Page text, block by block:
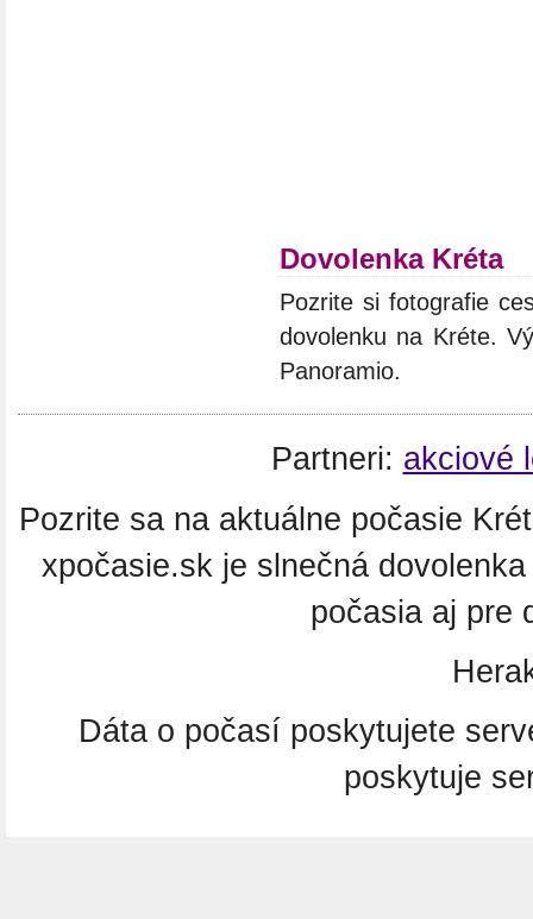
Dovolenka Kréta
Pozrite si fotografie
dovolenku na Kréte.
Panoramio.
Partneri: akciové
Pozrite sa na aktuálne počasie
xpočasie.sk je slnečná
počasia aj pre
Dáta o počasí poskytujete
poskytuje